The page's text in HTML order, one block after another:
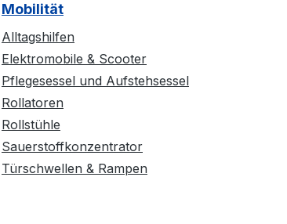
Mobilität
Alltagshilfen
Elektromobile & Scooter
Pflegesessel und Aufstehsessel
Rollatoren
Rollstühle
Sauerstoffkonzentrator
Türschwellen & Rampen